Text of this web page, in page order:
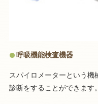
呼吸機能検査機器
スパイロメーターという
診断をすることができます。